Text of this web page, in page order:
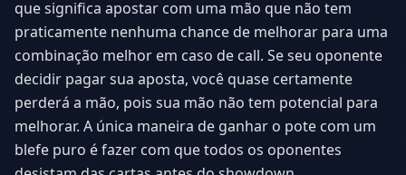
que significa apostar com uma mão que não tem
praticamente nenhuma chance de melhorar para uma
combinação melhor em caso de call. Se seu oponente
decidir pagar sua aposta, você quase certamente
perderá a mão, pois sua mão não tem potencial para
melhorar. A única maneira de ganhar o pote com um
blefe puro é fazer com que todos os oponentes